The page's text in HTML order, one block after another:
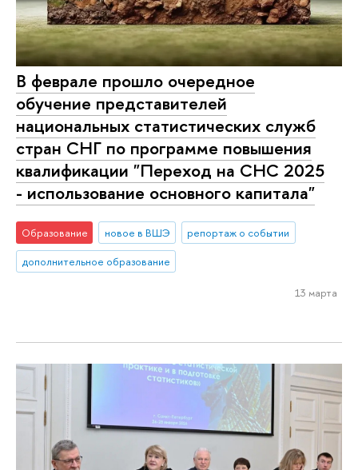
В феврале прошло очередное
обучение представителей
национальных статистических служб
стран СНГ по программе повышения
квалификации "Переход на СНС 2025
- использование основного капитала"
Образование новое в ВШЭ
репортаж о событии
дополнительное образование
13 марта